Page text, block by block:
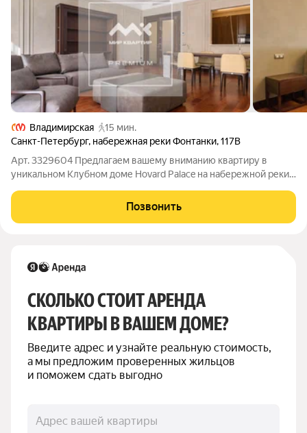
Владимирская
15 мин.
Санкт-Петербург, набережная реки Фонтанки,117В
Арт. 3329604 Предлагаем вашему вниманию квартиру в
уникальном Клубном доме Hovard Palace на набережной реки
расположением в историческом центре города, всего в паре
минут пешком от набережной Фонтанки
Позвонить
СКОЛЬКО СТОИТ АРЕНДА
КВАРТИРЫ В ВАШЕМ ДОМЕ?
Введите адрес и узнайте реальную стоимость,
а мы предложим проверенных жильцов
и поможем сдать выгодно
Адрес вашей квартиры